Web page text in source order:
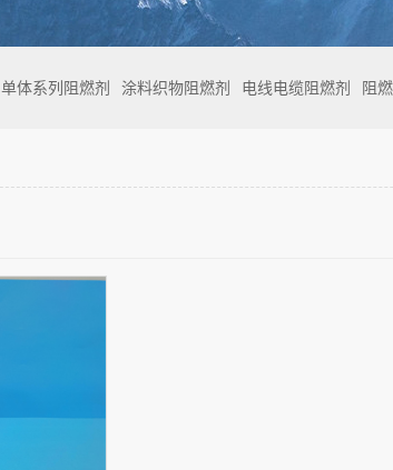
单体系列阻燃剂 涂料织物阻燃剂 电线电缆阻燃剂 阻